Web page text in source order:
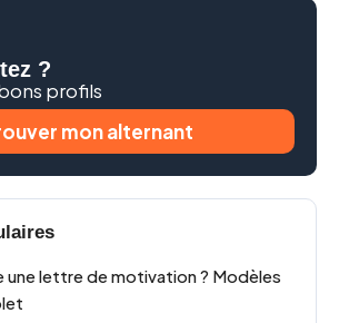
?
profils
mon alternant
une lettre de motivation ? Modèles